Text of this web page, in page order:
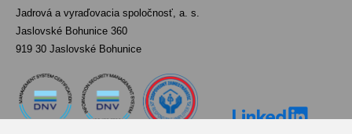
Jadrová a vyraďovacia spoločnosť, a. s.
Jaslovské Bohunice 360
919 30 Jaslovské Bohunice